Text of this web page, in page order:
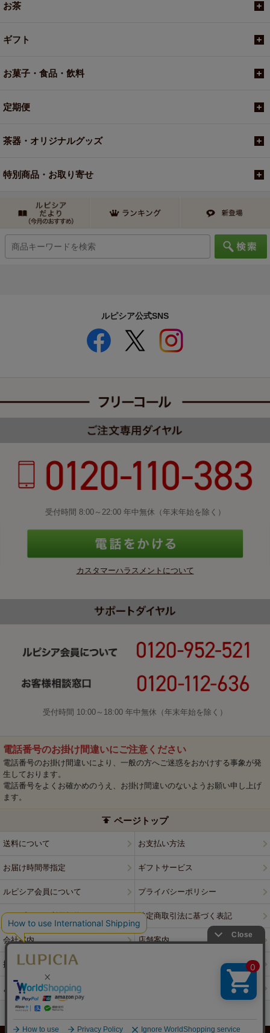
お茶
ギフト
お菓子・食品・飲料
定期便
茶器・オリジナルグッズ
特別商品・お取り寄せ
ルピシア公式SNS
受付時間 8:00～22:00 年中無休（年末年始を除く）
カスタマーハラスメントについて
受付時間 10:00～18:00 年中無休（年末年始を除く）
電話番号のお掛け間違いにご注意ください
電話番号のお掛け間違いにより、一般の方へご迷惑をおかけする事象が発
生しております。
電話番号をよくお確かめのうえ、お掛け間違いのないようお願い申し上げ
ます。
ページトップ
送料について お支払い方法
お届け時間帯指定 ギフトサービス
ルピシア会員について プライバシーポリシー
ウェブサイト利用規約 特定商取引法に基づく表記
会社案内 店舗案内
採用情報
よくある質問